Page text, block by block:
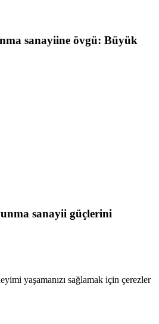
sanayiine övgü: Büyük
sanayii güçlerini
yaşamanızı sağlamak için çerezler